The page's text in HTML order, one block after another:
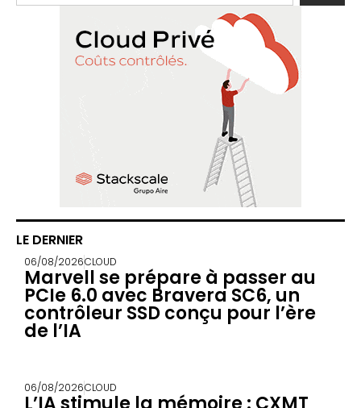
LE DERNIER
06/08/2026CLOUD
Marvell se prépare à passer au
PCIe 6.0 avec Bravera SC6, un
contrôleur SSD conçu pour l’ère
de l’IA
06/08/2026CLOUD